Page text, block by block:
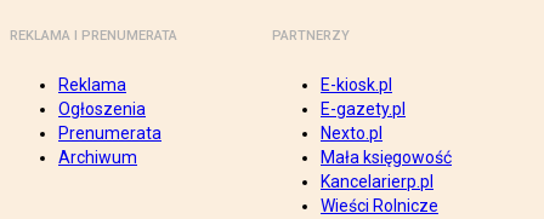
REKLAMA I PRENUMERATA
Reklama
Ogłoszenia
Prenumerata
Archiwum
PARTNERZY
E-kiosk.pl
E-gazety.pl
Nexto.pl
Mała księgowość
Kancelarierp.pl
Wieści Rolnicze